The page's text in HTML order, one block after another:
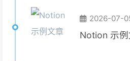
2026-07-
Notion 示例